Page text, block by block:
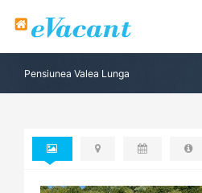
Pensiunea Valea Lunga